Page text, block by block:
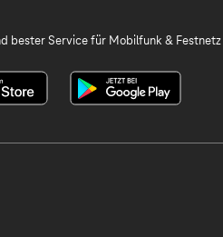
bester Service für Mobilfunk & Festnetz